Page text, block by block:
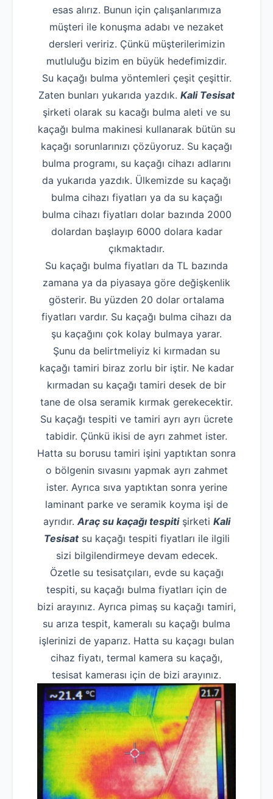
esas alırız. Bunun için çalışanlarımıza
müşteri ile konuşma adabı ve nezaket
dersleri veririz. Çünkü müşterilerimizin
mutluluğu bizim en büyük hedefimizdir.
Su kaçağı bulma yöntemleri çeşit çeşittir.
Zaten bunları yukarıda yazdık. Kali Tesisat
şirketi olarak su kacağı bulma aleti ve su
kaçağı bulma makinesi kullanarak bütün su
kaçağı sorunlarınızı çözüyoruz. Su kaçağı
bulma programı, su kaçağı cihazı adlarını
da yukarıda yazdık. Ülkemizde su kaçağı
bulma cihazı fiyatları ya da su kaçağı
bulma cihazı fiyatları dolar bazında 2000
dolardan başlayıp 6000 dolara kadar
çıkmaktadır.
Su kaçağı bulma fiyatları da TL bazında
zamana ya da piyasaya göre değişkenlik
gösterir. Bu yüzden 20 dolar ortalama
fiyatları vardır. Su kaçağı bulma cihazı da
şu kaçağını çok kolay bulmaya yarar.
Şunu da belirtmeliyiz ki kırmadan su
kaçağı tamiri biraz zorlu bir iştir. Ne kadar
kırmadan su kaçağı tamiri desek de bir
tane de olsa seramik kırmak gerekecektir.
Su kaçağı tespiti ve tamiri ayrı ayrı ücrete
tabidir. Çünkü ikisi de ayrı zahmet ister.
Hatta su borusu tamiri işini yaptıktan sonra
o bölgenin sıvasını yapmak ayrı zahmet
ister. Ayrıca sıva yaptıktan sonra yerine
laminant parke ve seramik koyma işi de
ayrıdır.Araç su kaçağı tespitişirketi Kali
Tesisatsu kaçağı tespiti fiyatları ile ilgili
sizi bilgilendirmeye devam edecek.
Özetle su tesisatçıları, evde su kaçağı
tespiti, su kaçağı bulma fiyatları için de
bizi arayınız. Ayrıca pimaş su kaçağı tamiri,
su arıza tespit, kameralı su kaçağı bulma
işlerinizi de yaparız. Hatta su kaçagı bulan
cihaz fiyatı, termal kamera su kaçağı,
tesisat kamerası için de bizi arayınız.